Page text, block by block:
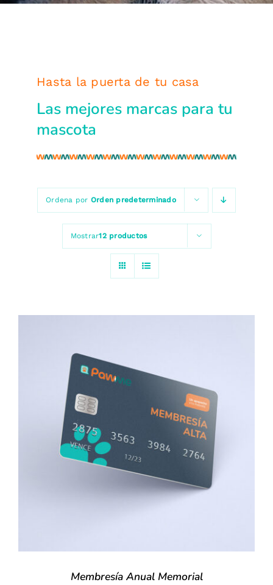
Hasta la puerta de tu casa
Las mejores marcas para tu
mascota
Ordena por Orden predeterminado
Mostrar12 productos
SIGN UP NOW
DETALLES
Membresía Anual Memorial